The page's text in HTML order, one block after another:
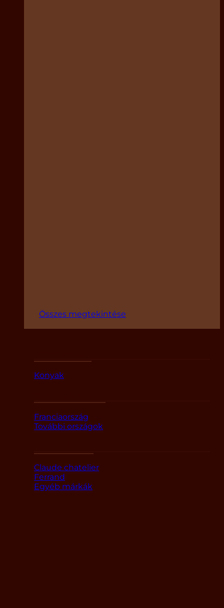
Összes megtekintése
Konyak
Franciaország
További országok
Claude chatelier
Ferrand
Egyéb márkák